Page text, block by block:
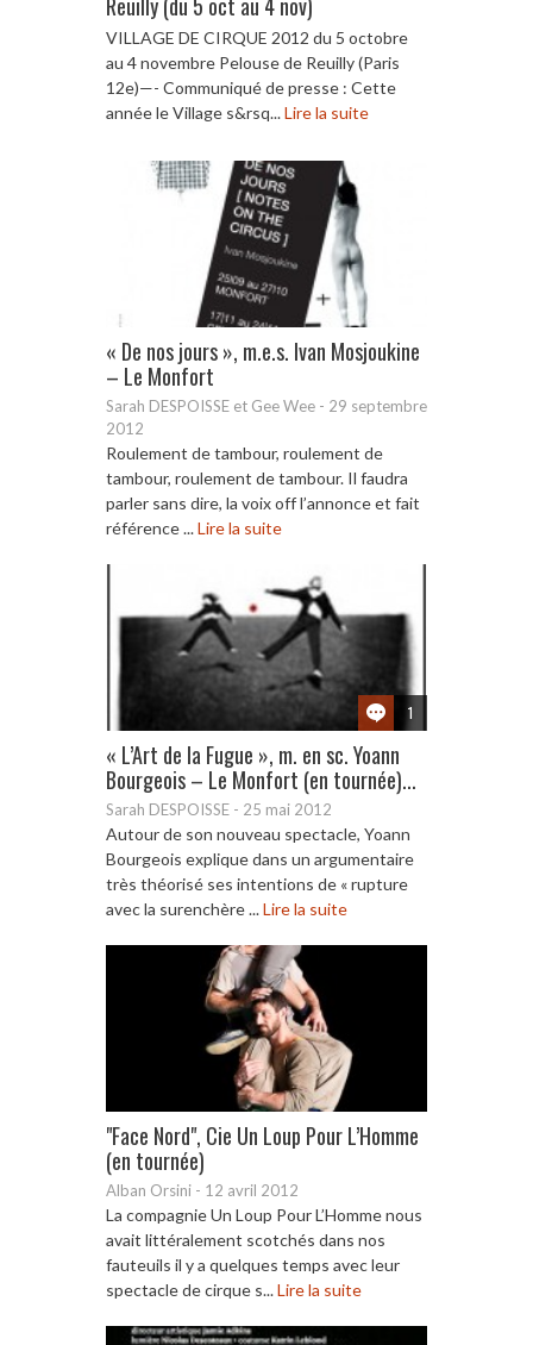
VILLAGE DE CIRQUE 2012 du 5 octobre
au 4 novembre Pelouse de Reuilly (Paris
12e)—- Communiqué de presse : Cette
année le Village s&rsq...Lire la suite
« De nos jours », m.e.s. Ivan Mosjoukine
– Le Monfort
Sarah DESPOISSE et Gee Wee - 29 septembre
2012
Roulement de tambour, roulement de
tambour, roulement de tambour. Il faudra
parler sans dire, la voix off l’annonce et fait
référence ...Lire la suite
1
« L’Art de la Fugue », m. en sc. Yoann
Bourgeois – Le Monfort (en tournée)...
Sarah DESPOISSE - 25 mai 2012
Autour de son nouveau spectacle, Yoann
Bourgeois explique dans un argumentaire
très théorisé ses intentions de « rupture
avec la surenchère ...Lire la suite
"Face Nord", Cie Un Loup Pour L’Homme
(en tournée)
Alban Orsini - 12 avril 2012
La compagnie Un Loup Pour L’Homme nous
avait littéralement scotchés dans nos
fauteuils il y a quelques temps avec leur
spectacle de cirque s...Lire la suite